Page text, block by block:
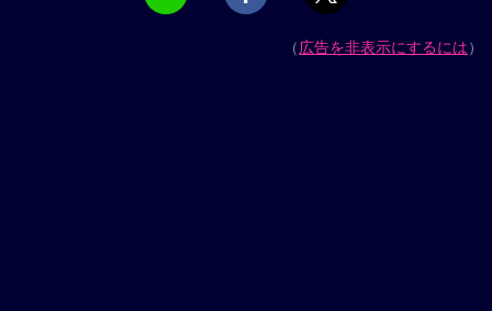
（広告を非表示にするには）